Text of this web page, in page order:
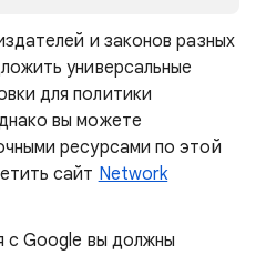
и законов разных
универсальные
для политики
вы можете
ресурсами по этой
сайт Network
с Google вы должны